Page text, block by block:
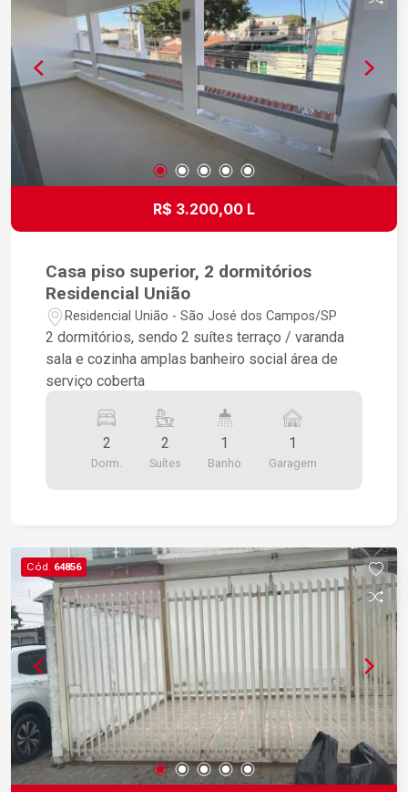
R$ 3.200,00 L
Casa piso superior, 2 dormitórios
Residencial União
Residencial União - São José dos Campos/SP
2 dormitórios, sendo 2 suítes terraço / varanda
sala e cozinha amplas banheiro social área de
serviço coberta
2
Dorm.
2
Suítes
1
Banho
1
Garagem
Cód. 64856